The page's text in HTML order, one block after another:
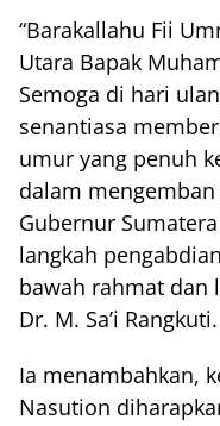
“Barakallahu Fii
Utara Bapak
Semoga di hari
senantiasa
umur yang penuh
dalam
Gubernur
langkah
bawah rahmat dan
Dr. M. Sa’i Rangkuti.
Ia menambahkan,
Nasution